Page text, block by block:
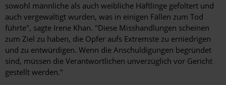
sowohl männliche als auch weibliche Häftlinge gefoltert und
auch vergewaltigt wurden, was in einigen Fällen zum Tod
führte", sagte Irene Khan. "Diese Misshandlungen scheinen
zum Ziel zu haben, die Opfer aufs Extremste zu erniedrigen
und zu entwürdigen. Wenn die Anschuldigungen begründet
sind, müssen die Verantwortlichen unverzüglich vor Gericht
gestellt werden."